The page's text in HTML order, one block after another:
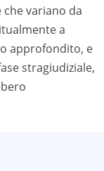
variano da
a
approfondito, e
stragiudiziale,